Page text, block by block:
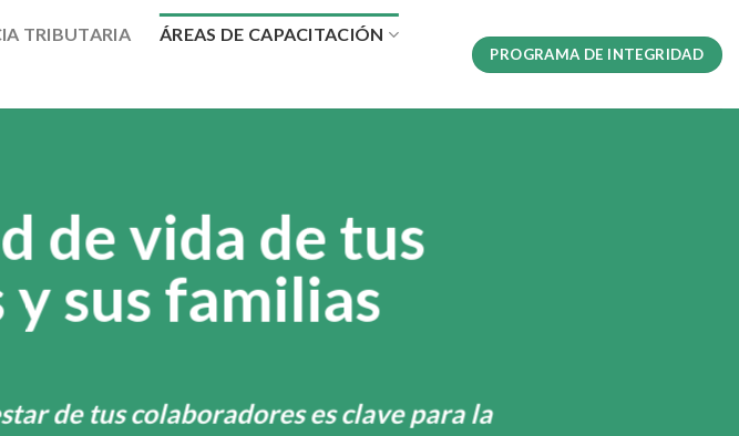
TRIBUTARIA ÁREAS DE CAPACITACIÓN
PROGRAMA DE INTEGRIDAD
de vida de tus
sus familias
de tus colaboradores es clave para la